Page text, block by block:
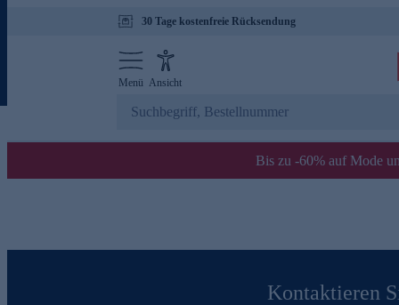
30 Tage kostenfreie Rücksendung
Menü Ansicht
Bis zu -60% auf Mode
Kontaktieren